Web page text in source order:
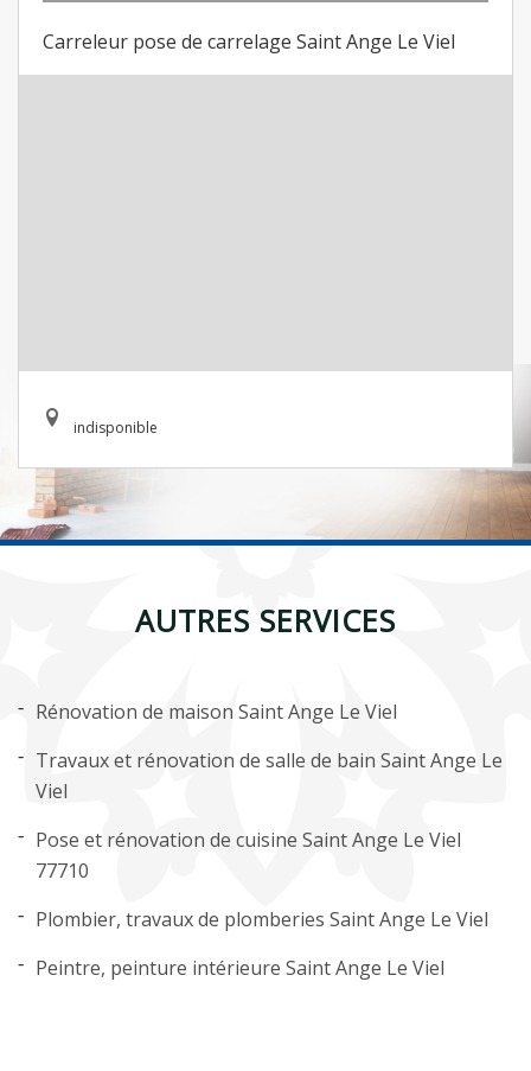
Carreleur pose de carrelage Saint Ange Le Viel
indisponible
AUTRES SERVICES
Rénovation de maison Saint Ange Le Viel
Travaux et rénovation de salle de bain Saint Ange Le
Viel
Pose et rénovation de cuisine Saint Ange Le Viel
77710
Plombier, travaux de plomberies Saint Ange Le Viel
Peintre, peinture intérieure Saint Ange Le Viel